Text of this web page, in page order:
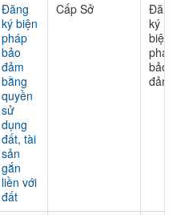
Đăng
ký biện
pháp
bảo
đảm
bằng
quyền
sử
dụng
đất, tài
sản
gắn
liền với
đất
Cấp Sở
Đăng
ký
biện
pháp
bảo
đảm